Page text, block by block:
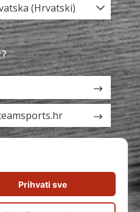
(Hrvatski)